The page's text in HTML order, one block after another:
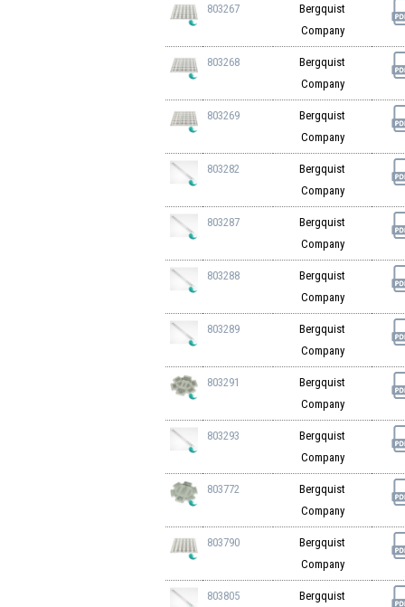
803267
Bergquist
Company
803268
Bergquist
Company
803269
Bergquist
Company
803282
Bergquist
Company
803287
Bergquist
Company
803288
Bergquist
Company
803289
Bergquist
Company
803291
Bergquist
Company
803293
Bergquist
Company
803772
Bergquist
Company
803790
Bergquist
Company
803805
Bergquist